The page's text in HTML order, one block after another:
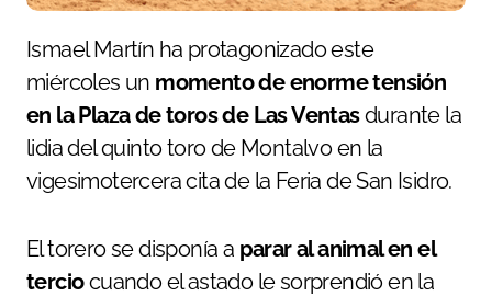
Ismael Martín ha protagonizado este
miércoles un momento de enorme tensión
en la Plaza de toros de Las Ventasdurante la
lidia del quinto toro de Montalvo en la
vigesimotercera cita de la Feria de San Isidro.
El torero se disponía a parar al animal en el
terciocuando el astado le sorprendió en la